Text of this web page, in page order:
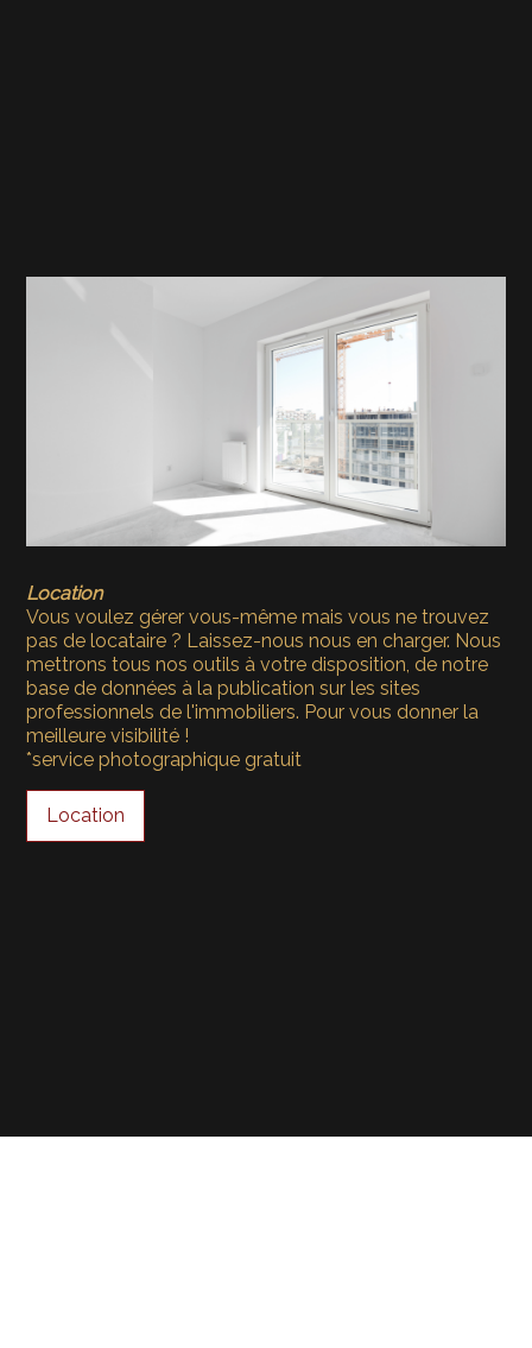
Location
Vous voulez gérer vous-même mais vous ne trouvez
pas de locataire ? Laissez-nous nous en charger. Nous
mettrons tous nos outils à votre disposition, de notre
base de données à la publication sur les sites
professionnels de l'immobiliers. Pour vous donner la
meilleure visibilité !
*service photographique gratuit
Location